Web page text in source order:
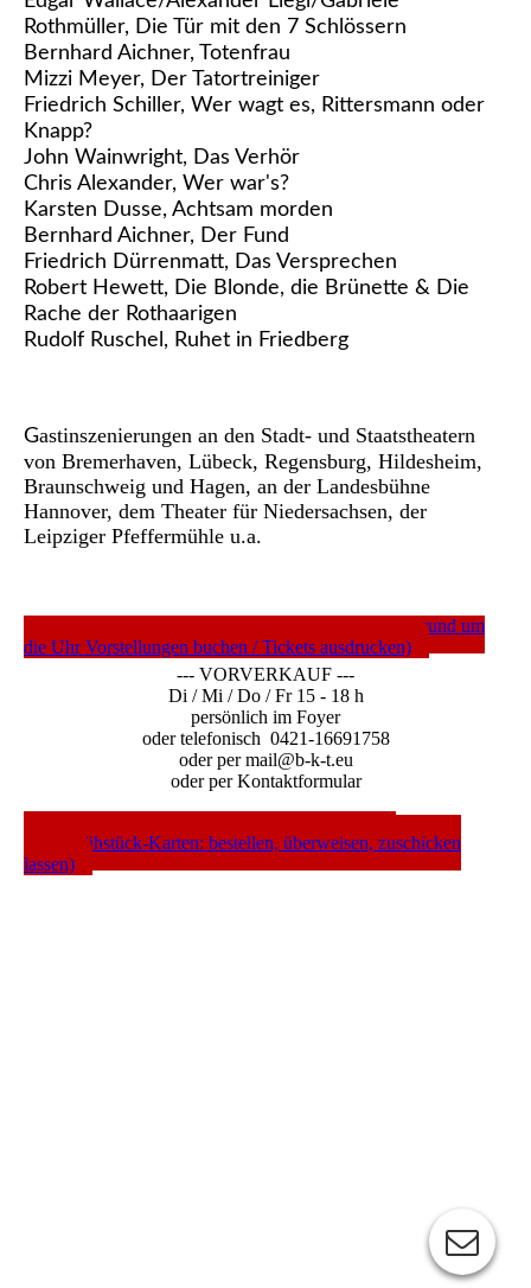
Rothmüller, Die Tür mit den 7 Schlössern
Bernhard Aichner, Totenfrau
Mizzi Meyer, Der Tatortreiniger
Friedrich Schiller, Wer wagt es, Rittersmann oder
Knapp?
John Wainwright, Das Verhör
Chris Alexander, Wer war's?
Karsten Dusse, Achtsam morden
Bernhard Aichner, Der Fund
Friedrich Dürrenmatt, Das Versprechen
Robert Hewett, Die Blonde, die Brünette & Die
Rache der Rothaarigen
Rudolf Ruschel, Ruhet in Friedberg
Gastinszenierungen an den Stadt- und Staatstheatern
von Bremerhaven, Lübeck, Regensburg, Hildesheim,
Braunschweig und Hagen, an der Landesbühne
Hannover, dem Theater für Niedersachsen, der
Leipziger Pfeffermühle u.a.
---- TICKETS DIREKT ---- (c/o Nordwest-Ticket rund um
die Uhr Vorstellungen buchen / Tickets ausdrucken)
--- VORVERKAUF ---
Di / Mi / Do / Fr 15 - 18 h
persönlich im Foyer
oder telefonisch 0421-16691758
oder per mail@b-k-t.eu
oder per Kontaktformular
Mordsfrühstück-Karten: bestellen, überweisen, zuschicken
lassen)